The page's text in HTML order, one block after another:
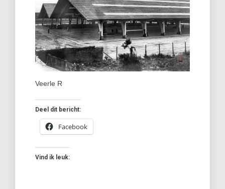
Veerle R
Deel dit bericht:
Facebook
Vind ik leuk: